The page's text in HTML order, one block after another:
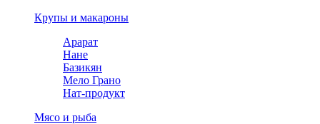
Крупы и макароны
Арарат
Нане
Базикян
Мело Грано
Нат-продукт
Мясо и рыба